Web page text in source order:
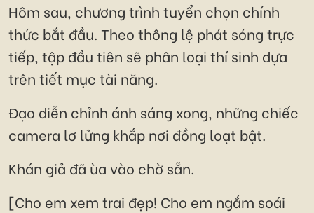
Hôm sau, chương trình tuyển chọn chính
thức bắt đầu. Theo thông lệ phát sóng trực
tiếp, tập đầu tiên sẽ phân loại thí sinh dựa
trên tiết mục tài năng.
Đạo diễn chỉnh ánh sáng xong, những chiếc
camera lơ lửng khắp nơi đồng loạt bật.
Khán giả đã ùa vào chờ sẵn.
[Cho em xem trai đẹp! Cho em ngắm soái